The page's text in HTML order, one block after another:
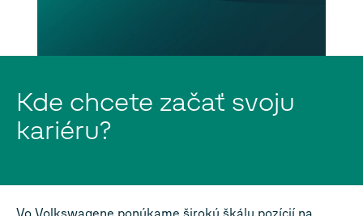
Kde chcete začať svoju
kariéru?